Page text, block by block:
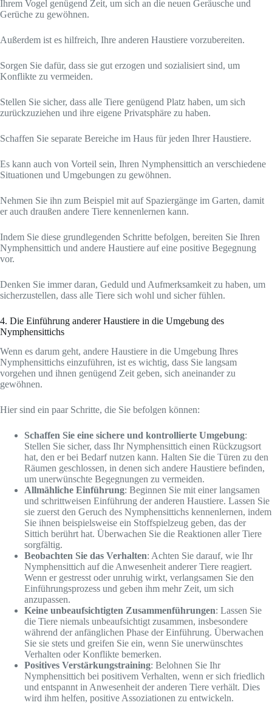
Ihrem Vogel genügend Zeit, um sich an die neuen Geräusche und
Gerüche zu gewöhnen.
Außerdem ist es hilfreich, Ihre anderen Haustiere vorzubereiten.
Sorgen Sie dafür, dass sie gut erzogen und sozialisiert sind, um
Konflikte zu vermeiden.
Stellen Sie sicher, dass alle Tiere genügend Platz haben, um sich
zurückzuziehen und ihre eigene Privatsphäre zu haben.
Schaffen Sie separate Bereiche im Haus für jeden Ihrer Haustiere.
Es kann auch von Vorteil sein, Ihren Nymphensittich an verschiedene
Situationen und Umgebungen zu gewöhnen.
Nehmen Sie ihn zum Beispiel mit auf Spaziergänge im Garten, damit
er auch draußen andere Tiere kennenlernen kann.
Indem Sie diese grundlegenden Schritte befolgen, bereiten Sie Ihren
Nymphensittich und andere Haustiere auf eine positive Begegnung
vor.
Denken Sie immer daran, Geduld und Aufmerksamkeit zu haben, um
sicherzustellen, dass alle Tiere sich wohl und sicher fühlen.
4. Die Einführung anderer Haustiere in die Umgebung des
Nymphensittichs
Wenn es darum geht, andere Haustiere in die Umgebung Ihres
Nymphensittichs einzuführen, ist es wichtig, dass Sie langsam
vorgehen und ihnen genügend Zeit geben, sich aneinander zu
gewöhnen.
Hier sind ein paar Schritte, die Sie befolgen können:
Schaffen Sie eine sichere und kontrollierte Umgebung:
Stellen Sie sicher, dass Ihr Nymphensittich einen Rückzugsort
hat, den er bei Bedarf nutzen kann. Halten Sie die Türen zu den
Räumen geschlossen, in denen sich andere Haustiere befinden,
um unerwünschte Begegnungen zu vermeiden.
Allmähliche Einführung: Beginnen Sie mit einer langsamen
und schrittweisen Einführung der anderen Haustiere. Lassen Sie
sie zuerst den Geruch des Nymphensittichs kennenlernen, indem
Sie ihnen beispielsweise ein Stoffspielzeug geben, das der
Sittich berührt hat. Überwachen Sie die Reaktionen aller Tiere
sorgfältig.
Beobachten Sie das Verhalten: Achten Sie darauf, wie Ihr
Nymphensittich auf die Anwesenheit anderer Tiere reagiert.
Wenn er gestresst oder unruhig wirkt, verlangsamen Sie den
Einführungsprozess und geben ihm mehr Zeit, um sich
anzupassen.
Keine unbeaufsichtigten Zusammenführungen: Lassen Sie
die Tiere niemals unbeaufsichtigt zusammen, insbesondere
während der anfänglichen Phase der Einführung. Überwachen
Sie sie stets und greifen Sie ein, wenn Sie unerwünschtes
Verhalten oder Konflikte bemerken.
Positives Verstärkungstraining: Belohnen Sie Ihr
Nymphensittich bei positivem Verhalten, wenn er sich friedlich
und entspannt in Anwesenheit der anderen Tiere verhält. Dies
wird ihm helfen, positive Assoziationen zu entwickeln.